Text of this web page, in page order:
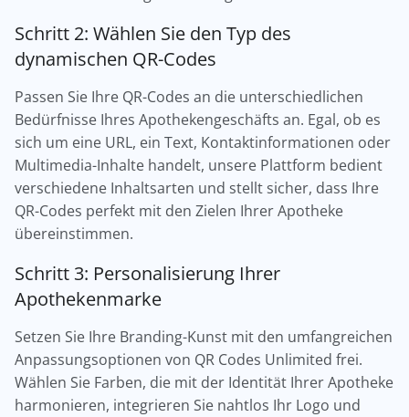
Schritt 2: Wählen Sie den Typ des
dynamischen QR-Codes
Passen Sie Ihre QR-Codes an die unterschiedlichen
Bedürfnisse Ihres Apothekengeschäfts an. Egal, ob es
sich um eine URL, ein Text, Kontaktinformationen oder
Multimedia-Inhalte handelt, unsere Plattform bedient
verschiedene Inhaltsarten und stellt sicher, dass Ihre
QR-Codes perfekt mit den Zielen Ihrer Apotheke
übereinstimmen.
Schritt 3: Personalisierung Ihrer
Apothekenmarke
Setzen Sie Ihre Branding-Kunst mit den umfangreichen
Anpassungsoptionen von QR Codes Unlimited frei.
Wählen Sie Farben, die mit der Identität Ihrer Apotheke
harmonieren, integrieren Sie nahtlos Ihr Logo und